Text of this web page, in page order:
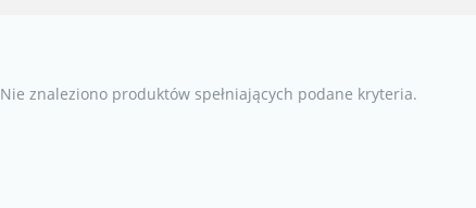
Nie znaleziono produktów spełniających podane kryteria.